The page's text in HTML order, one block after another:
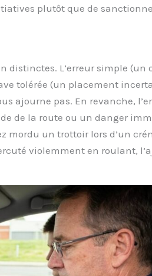
plutôt que de
distinctes. L’erreur simple (un
tolérée (un placement
ajourne pas. En revanche,
de la route ou un danger
mordu un trottoir lors d’un
violemment en roulant,